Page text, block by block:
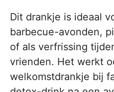
Dit drankje is ideaal
barbecue-avonden,
of als verfrissing
vrienden. Het werkt
welkomstdrankje bij